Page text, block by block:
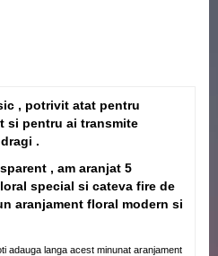
, potrivit atat pentru
si pentru ai transmite
.
, am aranjat 5
special si cateva fire de
aranjament floral modern si
adauga langa acest minunat aranjament